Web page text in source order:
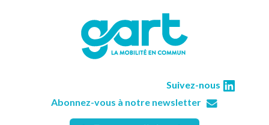
Suivez-nous
Abonnez-vous à notre newsletter